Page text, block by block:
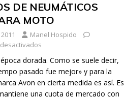
DE NEUMÁTICOS
MOTO
Manel Hospido
dorada. Como se suele decir,
pasado fue mejor» y para la
Avon en cierta medida es así. Es
una cuota de mercado con